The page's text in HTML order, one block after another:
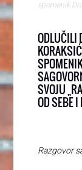
spomenik
ODLUČILI
SVOJU
OD SEBE
Razgovor